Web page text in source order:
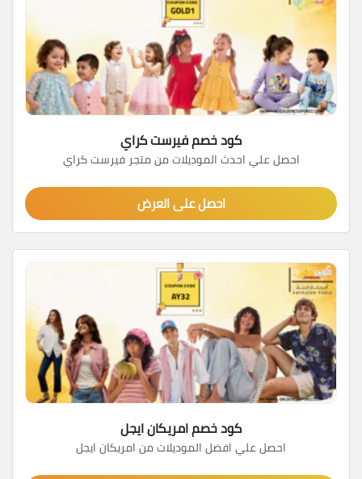
كود خصم فيرست كراي
احصل علي احدث الموديلات من متجر فيرست كراي
احصل على العرض
كود خصم امريكان ايجل
احصل علي افضل الموديلات من امريكان ايجل